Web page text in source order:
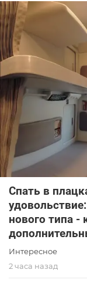
Спать в
нового типа -
Интересное
2 часа назад